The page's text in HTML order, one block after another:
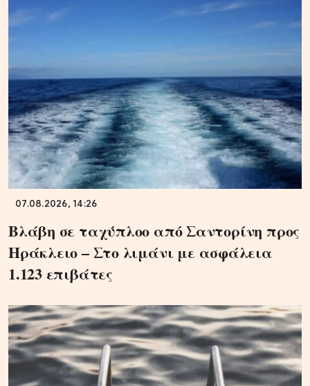
07.08.2026, 14:26
Βλάβη σε ταχύπλοο από Σαντορίνη προς
Ηράκλειο – Στο λιμάνι με ασφάλεια
1.123 επιβάτες